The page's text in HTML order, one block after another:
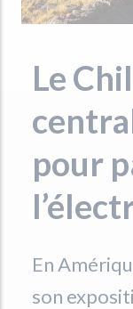
Le
pour
En
son